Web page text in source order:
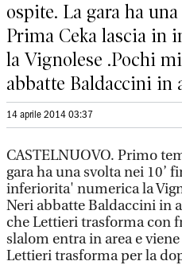
ospite. La gara ha
Prima Ceka lascia in
la Vignolese .Pochi
abbatte Baldaccini in
14 aprile 2014 03:37
CASTELNUOVO. Primo
gara ha una svolta nei 10’
inferiorita' numerica la
Neri abbatte Baldaccini in
che Lettieri trasforma con
slalom entra in area e
Lettieri trasforma per la